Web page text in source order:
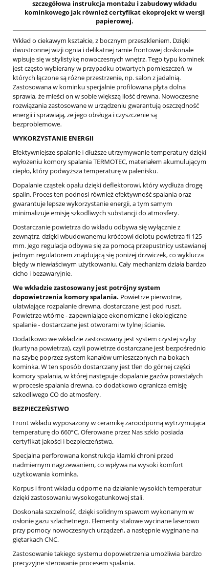
szczegółowa instrukcja montażu i zabudowy wkładu
kominkowego jak również certyfikat ekoprojekt w wersji
papierowej.
Wkład o ciekawym kształcie, z bocznym przeszkleniem. Dzięki
dwustronnej wizji ognia i delikatnej ramie frontowej doskonale
wpisuje się w stylistykę nowoczesnych wnętrz. Tego typu kominek
jest często wybierany w przypadku otwartych pomieszczeń, w
których łączone są różne przestrzenie, np. salon z jadalnią.
Zastosowana w kominku specjalnie profilowana płyta dolna
sprawia, że mieści on w sobie większą ilość drewna. Nowoczesne
rozwiązania zastosowane w urządzeniu gwarantują oszczędność
energii i sprawiają, że jego obsługa i czyszczenie są
bezproblemowe.
WYKORZYSTANIE ENERGII
Efektywniejsze spalanie i dłuższe utrzymywanie temperatury dzięki
wyłożeniu komory spalania TERMOTEC, materiałem akumulującym
ciepło, który podwyższa temperaturę w palenisku.
Dopalanie cząstek opału dzięki deflektorowi, który wydłuża drogę
spalin. Proces ten podnosi również efektywność spalania oraz
gwarantuje lepsze wykorzystanie energii, a tym samym
minimalizuje emisję szkodliwych substancji do atmosfery.
Dostarczanie powietrza do wkładu odbywa się wyłącznie z
zewnątrz, dzięki wbudowanemu króćcowi dolotu powietrza fi 125
mm. Jego regulacja odbywa się za pomocą przepustnicy ustawianej
jednym regulatorem znajdującą się poniżej drzwiczek, co wyklucza
błędy w niewłaściwym użytkowaniu. Cały mechanizm działa bardzo
cicho i bezawaryjnie.
We wkładzie zastosowany jest potrójny system
dopowietrzenia komory spalania. Powietrze pierwotne,
ułatwiające rozpalanie drewna, dostarczane jest pod ruszt.
Powietrze wtórne - zapewniające ekonomiczne i ekologiczne
spalanie - dostarczane jest otworami w tylnej ścianie.
Dodatkowo we wkładzie zastosowany jest system czystej szyby
(kurtyna powietrza), czyli powietrze dostarczane jest bezpośrednio
na szybę poprzez system kanałów umieszczonych na bokach
kominka. W ten sposób dostarczany jest tlen do górnej części
komory spalania, w której następuje dopalanie gazów powstałych
w procesie spalania drewna, co dodatkowo ogranicza emisję
szkodliwego CO do atmosfery.
BEZPIECZEŃSTWO
Front wkładu wyposażony w ceramikę żaroodporną wytrzymująca
temperaturę do 660°C. Oferowane przez Nas szkło posiada
certyfikat jakości i bezpieczeństwa.
Specjalna perforowana konstrukcja klamki chroni przed
nadmiernym nagrzewaniem, co wpływa na wysoki komfort
użytkowania kominka.
Korpus i front wkładu odporne na działanie wysokich temperatur
dzięki zastosowaniu wysokogatunkowej stali.
Doskonała szczelność, dzięki solidnym spawom wykonanym w
osłonie gazu szlachetnego. Elementy stalowe wycinane laserowo
przy pomocy nowoczesnych urządzeń, a następnie wyginane na
giętarkach CNC.
Zastosowanie takiego systemu dopowietrzenia umożliwia bardzo
precyzyjne sterowanie procesem spalania.